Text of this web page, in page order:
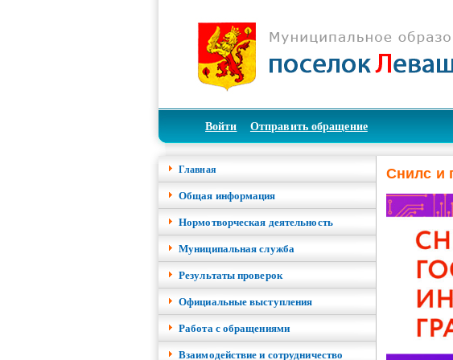
Войти Отправить обращение
Главная
Общая информация
Нормотворческая деятельность
Муниципальная служба
Результаты проверок
Официальные выступления
Работа с обращениями
Взаимодействие и сотрудничество
Снилс и